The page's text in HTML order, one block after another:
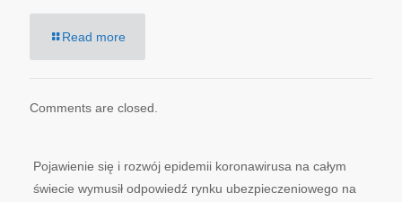
Read more
Comments are closed.
Pojawienie się i rozwój epidemii koronawirusa na całym
świecie wymusił odpowiedź rynku ubezpieczeniowego na